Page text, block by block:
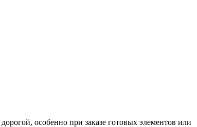
особенно при заказе готовых элементов или